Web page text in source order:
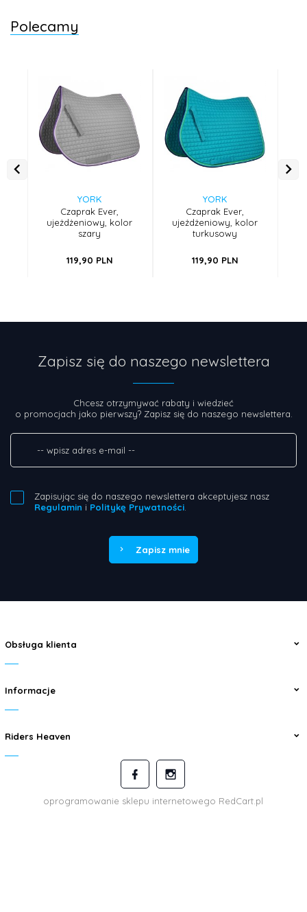
Polecamy
YORK
Czaprak Ever,
ujeżdżeniowy, kolor
szary
119,90 PLN
YORK
Czaprak Ever,
ujeżdżeniowy, kolor
turkusowy
119,90 PLN
Zapisz się do naszego newslettera
Chcesz otrzymywać rabaty i wiedzieć
o promocjach jako pierwszy? Zapisz się do naszego newslettera.
Zapisując się do naszego newslettera akceptujesz nasz
Regulamin i Politykę Prywatności
Zapisz mnie
Obsługa klienta
Informacje
Riders Heaven
oprogramowanie sklepu internetowego RedCart.pl